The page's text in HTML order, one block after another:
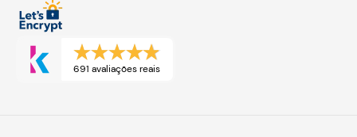
691 avaliações reais